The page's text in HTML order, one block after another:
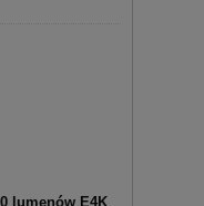
lumenów E4K